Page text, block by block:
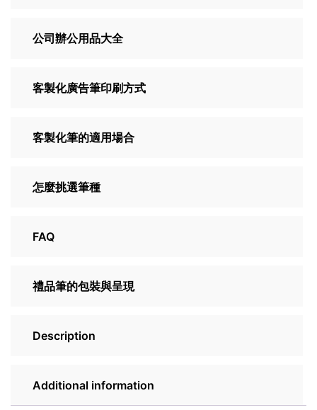
公司辦公用品大全
客製化廣告筆印刷方式
客製化筆的適用場合
怎麼挑選筆種
FAQ
禮品筆的包裝與呈現
Description
Additional information